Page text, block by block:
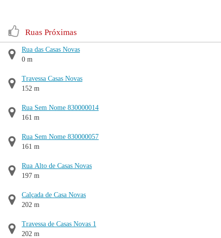
Ruas Próximas
Rua das Casas Novas
0 m
Travessa Casas Novas
152 m
Rua Sem Nome 830000014
161 m
Rua Sem Nome 830000057
161 m
Rua Alto de Casas Novas
197 m
Calçada de Casa Novas
202 m
Travessa de Casas Novas 1
202 m